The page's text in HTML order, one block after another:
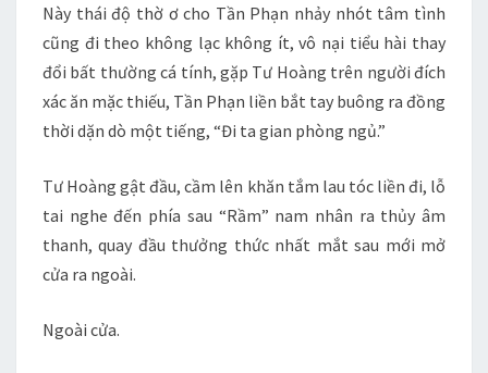
Này thái độ thờ ơ cho Tần Phạn nhảy nhót tâm tình
cũng đi theo không lạc không ít, vô nại tiểu hài thay
đổi bất thường cá tính, gặp Tư Hoàng trên người đích
xác ăn mặc thiếu, Tần Phạn liền bắt tay buông ra đồng
thời dặn dò một tiếng, “Đi ta gian phòng ngủ.”
Tư Hoàng gật đầu, cầm lên khăn tắm lau tóc liền đi, lỗ
tai nghe đến phía sau “Rầm” nam nhân ra thủy âm
thanh, quay đầu thưởng thức nhất mắt sau mới mở
cửa ra ngoài.
Ngoài cửa.